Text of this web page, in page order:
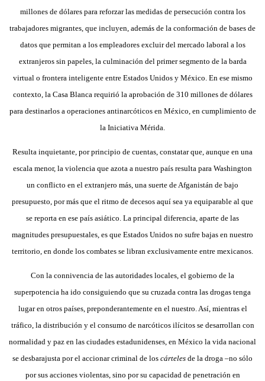
millones de dólares para reforzar las medidas de persecución contra los
trabajadores migrantes, que incluyen, además de la conformación de bases de
datos que permitan a los empleadores excluir del mercado laboral a los
extranjeros sin papeles, la culminación del primer segmento de la barda
virtual o frontera inteligente entre Estados Unidos y México. En ese mismo
contexto, la Casa Blanca requirió la aprobación de 310 millones de dólares
para destinarlos a operaciones antinarcóticos en México, en cumplimiento de
la Iniciativa Mérida.
Resulta inquietante, por principio de cuentas, constatar que, aunque en una
escala menor, la violencia que azota a nuestro país resulta para Washington
un conflicto en el extranjero más, una suerte de Afganistán de bajo
presupuesto, por más que el ritmo de decesos aquí sea ya equiparable al que
se reporta en ese país asiático. La principal diferencia, aparte de las
magnitudes presupuestales, es que Estados Unidos no sufre bajas en nuestro
territorio, en donde los combates se libran exclusivamente entre mexicanos.
Con la connivencia de las autoridades locales, el gobierno de la
superpotencia ha ido consiguiendo que su cruzada contra las drogas tenga
lugar en otros países, preponderantemente en el nuestro. Así, mientras el
tráfico, la distribución y el consumo de narcóticos ilícitos se desarrollan con
normalidad y paz en las ciudades estadunidenses, en México la vida nacional
se desbarajusta por el accionar criminal de los cárteles de la droga –no sólo
por sus acciones violentas, sino por su capacidad de penetración en